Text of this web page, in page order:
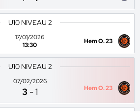
U10 NIVEAU 2
17/01/2026
13:30
Hem O. 23
U10 NIVEAU 2
07/02/2026
3 -1 Hem O. 23